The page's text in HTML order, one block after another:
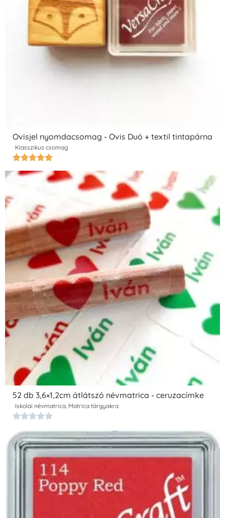
Ovisjel nyomdacsomag - Ovis Duó + textil tintapárna
Klasszikus csomag

52 db 3,6×1,2cm átlátszó névmatrica - ceruzacímke
Iskolai névmatrica Matrica tárgyakra
